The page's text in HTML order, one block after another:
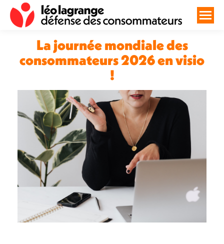
La journée mondiale des
consommateurs 2026 en visio
!
Vous êtes ici :